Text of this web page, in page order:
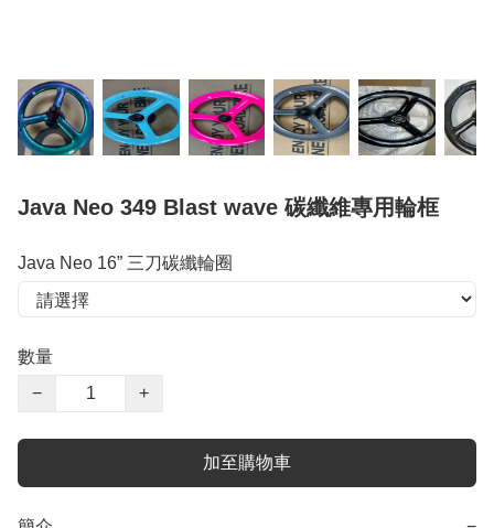
Java Neo 349 Blast wave 碳纖維專用輪框
Java Neo 16” 三刀碳纖輪圈
數量
−
+
加至購物車